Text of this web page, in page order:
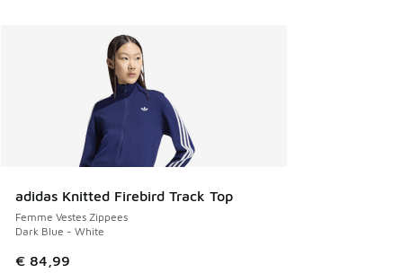
adidas Knitted Firebird Track Top
Femme Vestes Zippees
Dark Blue - White
€ 84,99